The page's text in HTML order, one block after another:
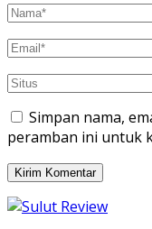
Simpan nama,
peramban ini untuk